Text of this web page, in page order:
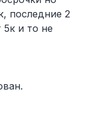
последние 2
и то не